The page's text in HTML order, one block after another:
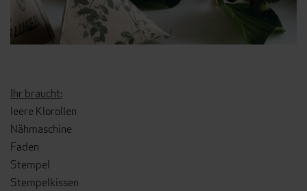
Ihr braucht:
leere Klorollen
Nähmaschine
Faden
Stempel
Stempelkissen